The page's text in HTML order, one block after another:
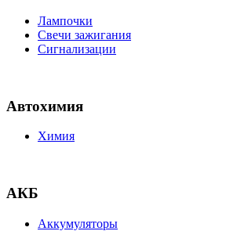
Лампочки
Свечи зажигания
Сигнализации
Автохимия
Химия
АКБ
Аккумуляторы